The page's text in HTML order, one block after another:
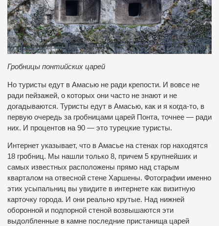
Гробницы понтийских царей
Но туристы едут в Амасью не ради крепости. И вовсе не
ради пейзажей, о которых они часто не знают и не
догадываются. Туристы едут в Амасью, как и я когда-то, в
первую очередь за гробницами царей Понта, точнее — ради
них. И процентов на 90 — это турецкие туристы.
Интернет указывает, что в Амасье на стенах гор находятся
18 гробниц. Мы нашли только 8, причем 5 крупнейших и
самых известных расположены прямо над старым
кварталом на отвесной стене Харшены. Фотографии именно
этих усыпальниц вы увидите в интернете как визитную
карточку города. И они реально крутые. Над нижней
оборонной и подпорной стеной возвышаются эти
выдолбленные в камне последние пристанища царей